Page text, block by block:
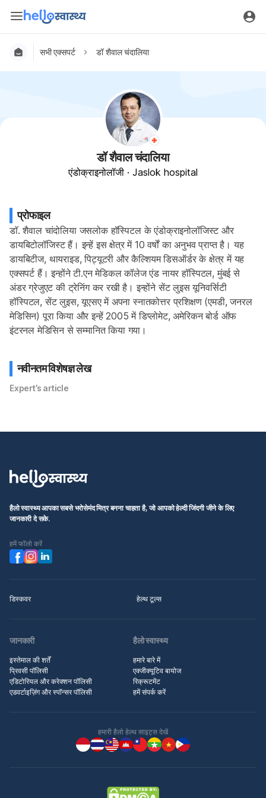
सभी एक्सपर्ट डॉ शैवाल चंदालिया
डॉ शैवाल चंदालिया
एंडोक्राइनोलॉजी · Jaslok hospital
प्रोफाइल
डाॅ. शैवाल चांदोलिया जसलोक हॉस्पिटल के एंडोक्राइनोलॉजिस्ट और
डायबिटोलॉजिस्ट हैं। इन्हें इस क्षेत्र में 10 वर्षों का अनुभव प्राप्त है। यह
डायबिटीज, थायराइड, पिट्यूटरी और कैल्शियम डिसऑर्डर के क्षेत्र में यह
एक्सपर्ट हैं। इन्होंने टी.एन मेडिकल कॉलेज एंड नायर हॉस्पिटल, मुंबई से
अंडर ग्रेजुएट की ट्रेनिंग कर रखी है। इन्होंने सेंट लुइस यूनिवर्सिटी
हॉस्पिटल, सेंट लुइस, यूएसए में अपना स्नातकोत्तर प्रशिक्षण (एमडी, जनरल
मेडिसिन) पूरा किया और इन्हें 2005 में डिप्लोमेट, अमेरिकन बोर्ड ऑफ
इंटरनल मेडिसिन से सम्मानित किया गया।
नवीनतम विशेषज्ञ लेख
Expert’s article
हैलो स्वास्थ्य आपका सबसे भरोसेमंद मित्र बनना चाहता है, जो आपको हेल्दी जिंदगी जीने के लिए
जानकारी दे सके.
हमें फॉलो करें
डिस्कवर हेल्थ टूल्स
जानकारी
इस्तेमाल की शर्तें
प्रिवसी पॉलिसी
एडिटोरियल और करेक्शन पॉलिसी
एडवर्टाइज़िंग और स्पॉन्सर पॉलिसी
हैलो स्वास्थ्य
हमारे बारे में
एक्जीक्यूटिव बायोज
रिक्रूटमेंट
हमें संपर्क करें
हमारी हैलो हेल्थ साइट्स देखें